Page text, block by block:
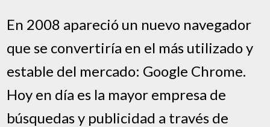
En 2008 apareció un nuevo navegador
que se convertiría en el más utilizado y
estable del mercado: Google Chrome.
Hoy en día es la mayor empresa de
búsquedas y publicidad a través de